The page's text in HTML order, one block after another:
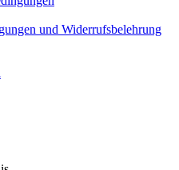
und Widerrufsbelehrung